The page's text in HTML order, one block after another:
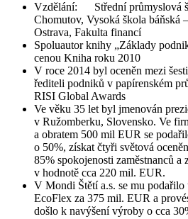
Vzdělání: Střední průmyslová
Chomutov, Vysoká škola báňská
Ostrava, Fakulta financí
Spoluautor knihy „Základy
cenou Kniha roku 2010
V roce 2014 byl oceněn mezi
řediteli podniků v papírenském
RISI Global Awards
Ve věku 35 let byl jmenován
v Ružomberku, Slovensko. Ve
a obratem 500 mil EUR se
o 50%, získat čtyři světová
85% spokojenosti zaměstnanců a
v hodnotě cca 220 mil. EUR.
V Mondi Štětí a.s. se mu podařilo
EcoFlex za 375 mil. EUR a
došlo k navýšení výroby o cca